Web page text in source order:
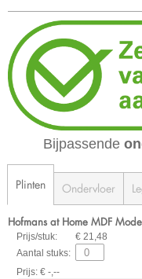
Bijpassende
Plinten Ondervloer
Hofmans at Home MDF
Prijs/stuk:
€ 21,48
Aantal stuks:
Prijs: € -,--